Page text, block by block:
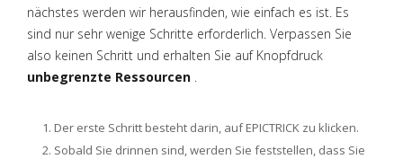
nächstes werden wir herausfinden, wie einfach es ist. Es
sind nur sehr wenige Schritte erforderlich. Verpassen Sie
also keinen Schritt und erhalten Sie auf Knopfdruck
unbegrenzte Ressourcen .
Der erste Schritt besteht darin, auf EPICTRICK zu klicken.
Sobald Sie drinnen sind, werden Sie feststellen, dass Sie